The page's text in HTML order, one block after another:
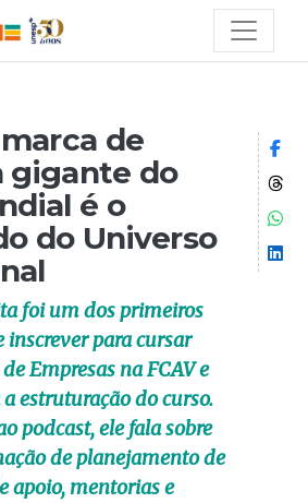
de
gigante do
é o
do Universo
foi um dos primeiros
inscrever para cursar
Empresas na FCAV e
estruturação do curso.
podcast, ele fala sobre
de planejamento de
apoio, mentorias e